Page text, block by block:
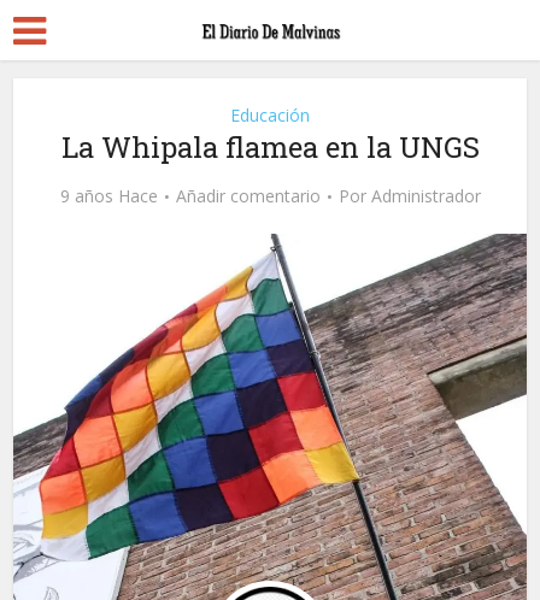
Educación
La Whipala flamea en la UNGS
9 años Hace Añadir comentario Por Administrador